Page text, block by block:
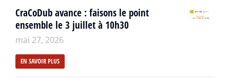
CraCoDub avance : faisons le point
ensemble le 3 juillet à 10h30
mai 27, 2026
EN SAVOIR PLUS